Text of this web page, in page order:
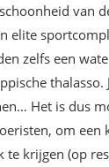
van
elite
zelfs een
thalasso.
Het is dus
om een
te krijgen (op